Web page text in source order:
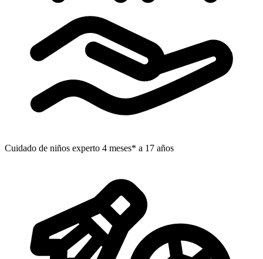
Cuidado de niños experto 4 meses* a 17 años